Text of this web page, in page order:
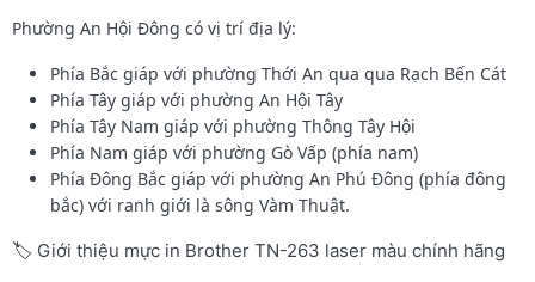
Phường An Hội Đông có vị trí địa lý:
Phía Bắc giáp với phường Thới An qua qua Rạch Bến Cát
Phía Tây giáp với phường An Hội Tây
Phía Tây Nam giáp với phường Thông Tây Hội
Phía Nam giáp với phường Gò Vấp (phía nam)
Phía Đông Bắc giáp với phường An Phú Đông (phía đông
bắc) với ranh giới là sông Vàm Thuật.
🏷️ Giới thiệu mực in Brother TN-263 laser màu chính hãng